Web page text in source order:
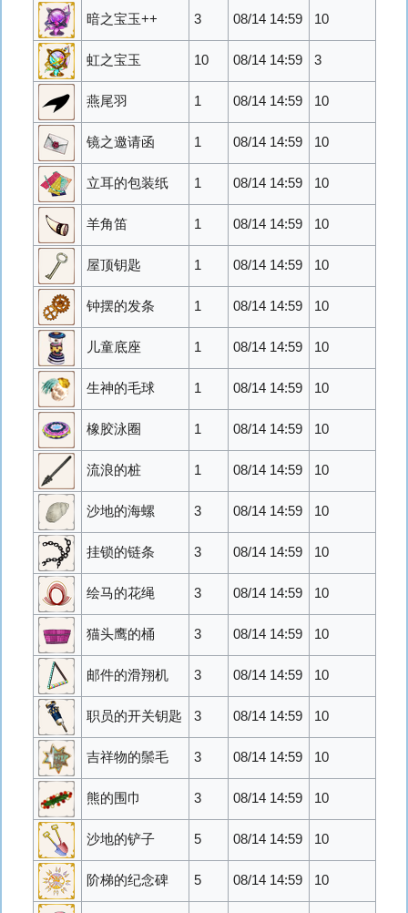
暗之宝玉++ 3 08/14 14:59 10
虹之宝玉 10 08/14 14:59 3
燕尾羽 1 08/14 14:59 10
镜之邀请函 1 08/14 14:59 10
立耳的包装纸 1 08/14 14:59 10
羊角笛 1 08/14 14:59 10
屋顶钥匙 1 08/14 14:59 10
钟摆的发条 1 08/14 14:59 10
儿童底座 1 08/14 14:59 10
生神的毛球 1 08/14 14:59 10
橡胶泳圈 1 08/14 14:59 10
流浪的桩 1 08/14 14:59 10
沙地的海螺 3 08/14 14:59 10
挂锁的链条 3 08/14 14:59 10
绘马的花绳 3 08/14 14:59 10
猫头鹰的桶 3 08/14 14:59 10
邮件的滑翔机 3 08/14 14:59 10
职员的开关钥匙 3 08/14 14:59 10
吉祥物的鬃毛 3 08/14 14:59 10
熊的围巾 3 08/14 14:59 10
沙地的铲子 5 08/14 14:59 10
阶梯的纪念碑 5 08/14 14:59 10